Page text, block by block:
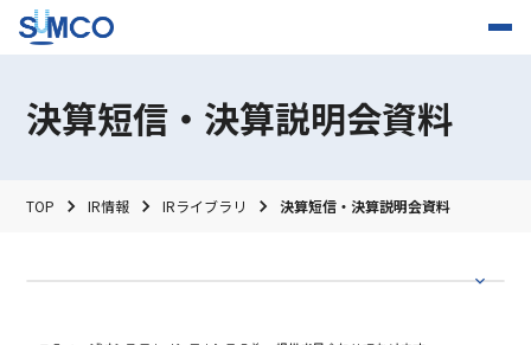
決算短信・決算説明会資料
TOP IR情報 IRライブラリ 決算短信・決算説明会資料